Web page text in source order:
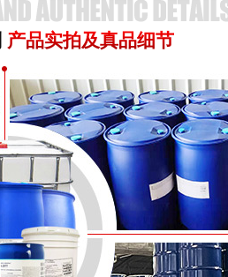
产品实拍及真品细节